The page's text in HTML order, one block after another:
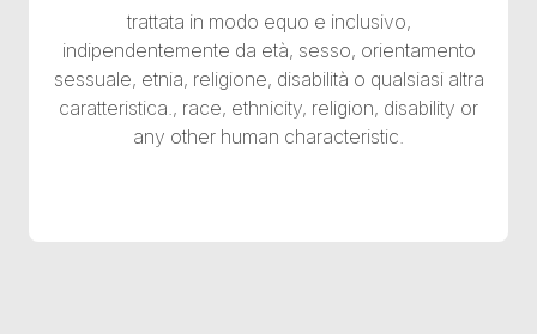
trattata in modo equo e inclusivo,
indipendentemente da età, sesso, orientamento
sessuale, etnia, religione, disabilità o qualsiasi altra
caratteristica., race, ethnicity, religion, disability or
any other human characteristic.